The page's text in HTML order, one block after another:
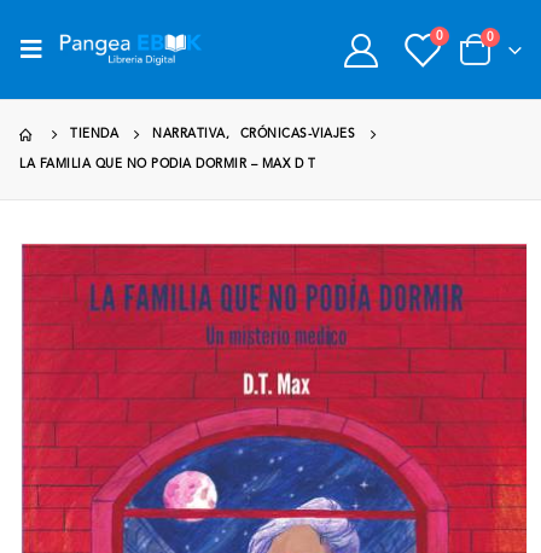
0 0
TIENDA NARRATIVA, CRÓNICAS-VIAJES
LA FAMILIA QUE NO PODIA DORMIR – MAX D T